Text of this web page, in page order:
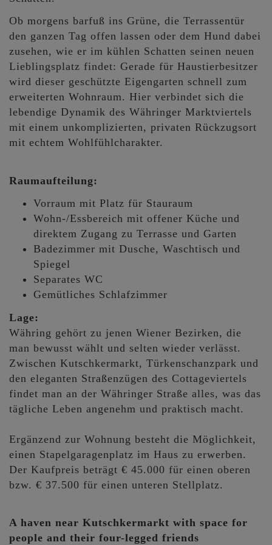
Ob morgens barfuß ins Grüne, die Terrassentür
den ganzen Tag offen lassen oder dem Hund dabei
zusehen, wie er im kühlen Schatten seinen neuen
Lieblingsplatz findet: Gerade für Haustierbesitzer
wird dieser geschützte Eigengarten schnell zum
erweiterten Wohnraum. Hier verbindet sich die
lebendige Dynamik des Währinger Marktviertels
mit einem unkomplizierten, privaten Rückzugsort
mit echtem Wohlfühlcharakter.
Raumaufteilung:
Vorraum mit Platz für Stauraum
Wohn-/Essbereich mit offener Küche und
direktem Zugang zu Terrasse und Garten
Badezimmer mit Dusche, Waschtisch und
Spiegel
Separates WC
Gemütliches Schlafzimmer
Lage:
Währing gehört zu jenen Wiener Bezirken, die
man bewusst wählt und selten wieder verlässt.
Zwischen Kutschkermarkt, Türkenschanzpark und
den eleganten Straßenzügen des Cottageviertels
findet man an der Währinger Straße alles, was das
tägliche Leben angenehm und praktisch macht.
Ergänzend zur Wohnung besteht die Möglichkeit,
einen Stapelgaragenplatz im Haus zu erwerben.
Der Kaufpreis beträgt € 45.000 für einen oberen
bzw. € 37.500 für einen unteren Stellplatz.
A haven near Kutschkermarkt with space for
people and their four-legged friends